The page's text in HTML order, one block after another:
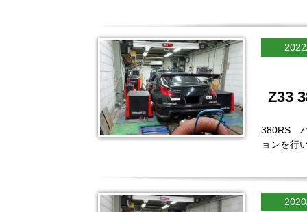
Z33
380RS パ
ョンを行